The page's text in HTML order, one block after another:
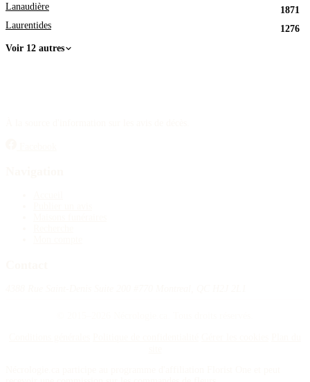
Lanaudière
1871
Laurentides
1276
Voir 12 autres